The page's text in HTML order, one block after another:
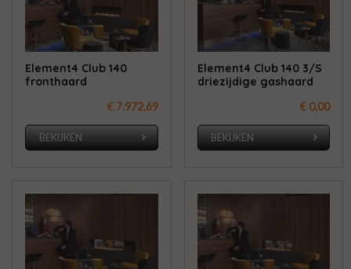
Element4 Club 140
fronthaard
€ 7.972,69
BEKIJKEN
Element4 Club 140 3/S
driezijdige gashaard
€ 0,00
BEKIJKEN